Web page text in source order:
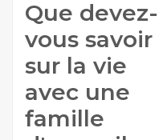
Que devez-
vous savoir
sur la vie
avec une
famille